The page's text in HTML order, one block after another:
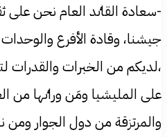
-سعادة القاٸد العام نحن علی
جيشنا، وقادة الأفرع
،لديكم من الخبرات والقدرات
علی المليشيا ومَن وراٸها من
والمرتزقة من دول الجوار